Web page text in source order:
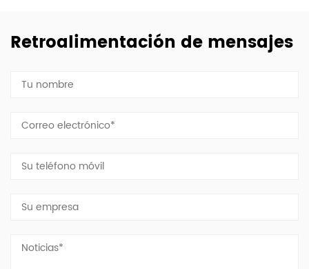
Retroalimentación de mensajes